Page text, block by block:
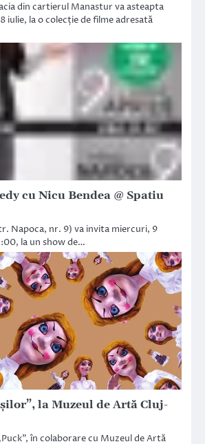
din cartierul Manastur va asteapta
iulie, la o colecție de filme adresată
cu Nicu Bendea @ Spatiu
Napoca, nr. 9) va invita miercuri, 9
la un show de…
la Muzeul de Artă Cluj-
în colaborare cu Muzeul de Artă